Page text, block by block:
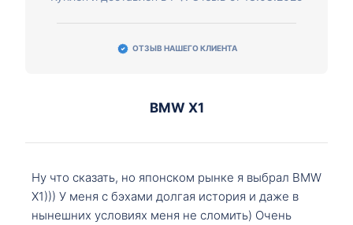
ОТЗЫВ НАШЕГО КЛИЕНТА
BMW X1
Ну что сказать, но японском рынке я выбрал BMW
X1))) У меня с бэхами долгая история и даже в
нынешних условиях меня не сломить) Очень